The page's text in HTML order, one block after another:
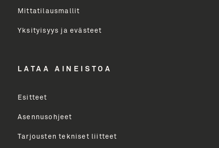
LÄHETÄ
Mittatilausmallit
Yksityisyys ja evästeet
LATAA AINEISTOA
Esitteet
Asennusohjeet
Tarjousten tekniset liitteet